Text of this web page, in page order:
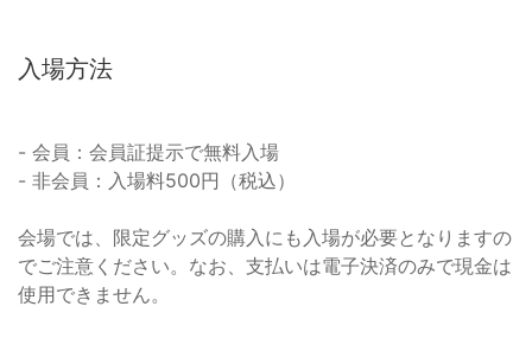
入場方法
- 会員：会員証提示で無料入場
- 非会員：入場料500円（税込）
会場では、限定グッズの購入にも入場が必要となりますの
でご注意ください。なお、支払いは電子決済のみで現金は
使用できません。